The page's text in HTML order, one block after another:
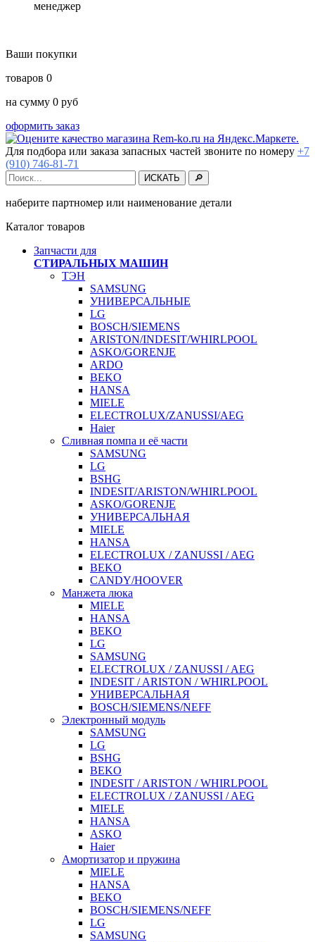
менеджер
Ваши покупки
товаров 0
на сумму 0 руб
оформить заказ
Для подбора или заказа запасных частей звоните по номеру +7
(910) 746-81-71
наберите партномер или наименование детали
Каталог товаров
Запчасти для
СТИРАЛЬНЫХ МАШИН
ТЭН
SAMSUNG
УНИВЕРСАЛЬНЫЕ
LG
BOSCH/SIEMENS
ARISTON/INDESIT/WHIRLPOOL
ASKO/GORENJE
ARDO
BEKO
HANSA
MIELE
ELECTROLUX/ZANUSSI/AEG
Haier
Сливная помпа и её части
SAMSUNG
LG
BSHG
INDESIT/ARISTON/WHIRLPOOL
ASKO/GORENJE
УНИВЕРСАЛЬНАЯ
MIELE
HANSA
ELECTROLUX / ZANUSSI / AEG
BEKO
CANDY/HOOVER
Манжета люка
MIELE
HANSA
BEKO
LG
SAMSUNG
ELECTROLUX / ZANUSSI / AEG
INDESIT / ARISTON / WHIRLPOOL
УНИВЕРСАЛЬНАЯ
BOSCH/SIEMENS/NEFF
Электронный модуль
SAMSUNG
LG
BSHG
BEKO
INDESIT / ARISTON / WHIRLPOOL
ELECTROLUX / ZANUSSI / AEG
MIELE
HANSA
ASKO
Haier
Амортизатор и пружина
MIELE
HANSA
BEKO
BOSCH/SIEMENS/NEFF
LG
SAMSUNG